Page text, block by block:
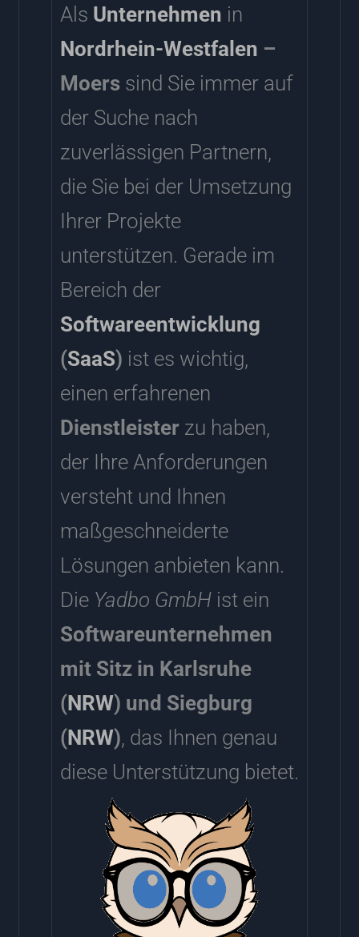
Als Unternehmen in
Nordrhein-Westfalen –
Moerssind Sie immer auf
der Suche nach
zuverlässigen Partnern,
die Sie bei der Umsetzung
Ihrer Projekte
unterstützen. Gerade im
Bereich der
Softwareentwicklung
(SaaS) ist es wichtig,
einen erfahrenen
Dienstleister zu haben,
der Ihre Anforderungen
versteht und Ihnen
maßgeschneiderte
Lösungen anbieten kann.
Die Yadbo GmbHist ein
Softwareunternehmen
mit Sitz in Karlsruhe
(NRW) und Siegburg
(NRW), das Ihnen genau
diese Unterstützung bietet.